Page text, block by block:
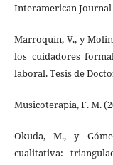
Interamerican Journal
Marroquín, V., y
los cuidadores
laboral. Tesis de
Musicoterapia, F. M.
Okuda, M., y
cualitativa: